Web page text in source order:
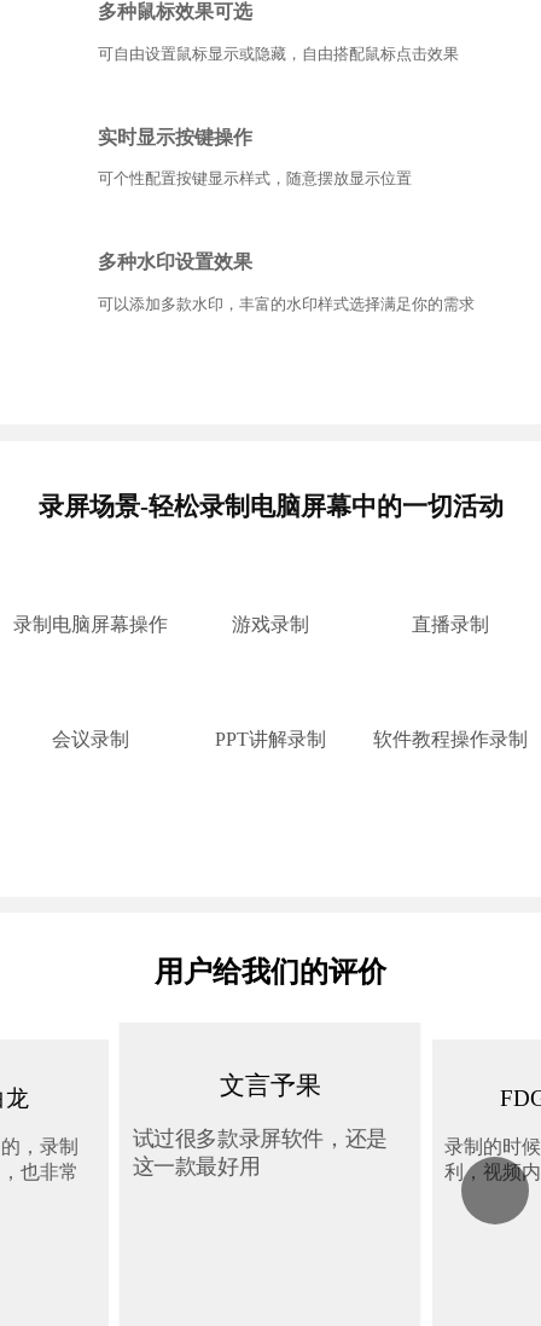
多种鼠标效果可选
可自由设置鼠标显示或隐藏，自由搭配鼠标点击效果
实时显示按键操作
可个性配置按键显示样式，随意摆放显示位置
多种水印设置效果
可以添加多款水印，丰富的水印样式选择满足你的需求
录屏场景-轻松录制电脑屏幕中的一切活动
录制电脑屏幕操作 游戏录制 直播录制
会议录制 PPT讲解录制 软件教程操作录制
用户给我们的评价
龙
，录制
也非常
文言予果
试过很多款录屏软件，还是
这一款最好用
录制的时
利，视频